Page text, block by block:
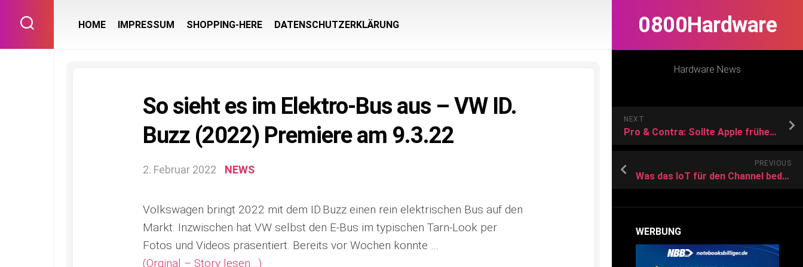
content
0800Hardware
Hardware News
NEXT
Pro & Contra: Sollte Apple früher ausmisten?
PREVIOUS
Was das IoT für den Channel bedeutet
WERBUNG
HOME IMPRESSUM SHOPPING-HERE DATENSCHUTZERKLÄRUNG
So sieht es im Elektro-Bus aus – VW ID.
Buzz (2022) Premiere am 9.3.22
2. Februar 2022 NEWS
Volkswagen bringt 2022 mit dem ID.Buzz einen rein elektrischen Bus auf den
Markt. Inzwischen hat VW selbst den E-Bus im typischen Tarn-Look per
Fotos und Videos präsentiert. Bereits vor Wochen konnte …
(Orginal – Story lesen…)